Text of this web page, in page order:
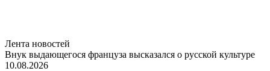
Лента новостей
Внук выдающегося француза высказался о русской культуре
10.08.2026